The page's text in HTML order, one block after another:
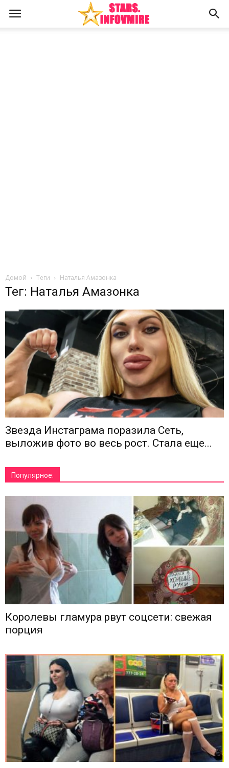
Домой Теги Наталья Амазонка
Тег: Наталья Амазонка
Звезда Инстаграма поразила Сеть,
выложив фото во весь рост. Стала еще...
Популярное:
Королевы гламура рвут соцсети: свежая
порция